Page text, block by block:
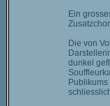
Ein
Die von
dunkel